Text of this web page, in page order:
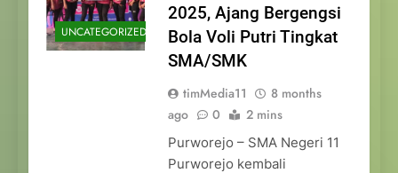
UNCATEGORIZED
2025, Ajang Bergengsi
Bola Voli Putri Tingkat
SMA/SMK
timMedia11
8 months
ago
0 2 mins
Purworejo – SMA Negeri 11
Purworejo kembali